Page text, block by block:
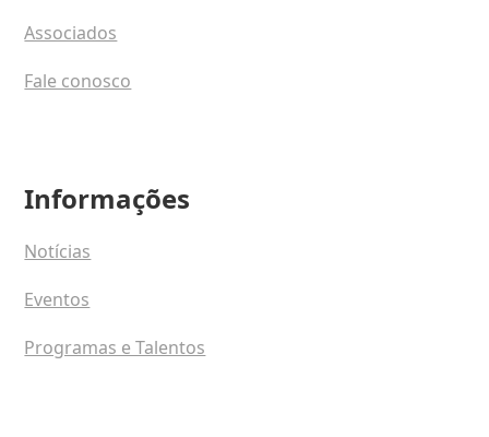
Associados
Fale conosco
Informações
Notícias
Eventos
Programas e Talentos